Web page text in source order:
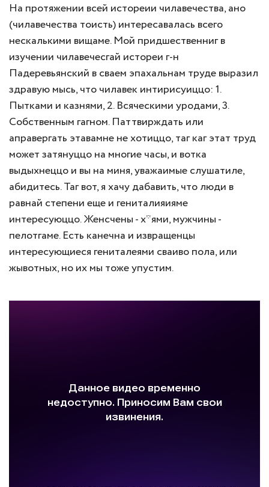
На протяжении всей истореии чилавечества, ано
(чилавечества тоисть) интересавалась всего
нескалькими вищаме. Мой придшественниг в
изучении чилавечесгай истореи г-н
Падеревьянский в сваем эпахальнам труде выразил
здравую мысь, что чилавек интирисуиццо: 1.
Пытками и казнями, 2. Всяческими уродами, 3.
Собственным гагном. Паттвирждать или
аправергать этавамне не хотиццо, таг каг этат труд
может затянуццо на многие часы, и вотка
выдыхнеццо и вы на миня, уважаимые слушатиле,
абидитесь. Таг вот, я хачу дабавить, что люди в
равнай степени еще и гениталияияме
интересуюццо. Женсчены - х*ями, мужчины -
пелотгаме. Есть канечна и извращенцы
интересующиеся гениталеями сваиво пола, или
жывотных, но их мы тоже упустим.